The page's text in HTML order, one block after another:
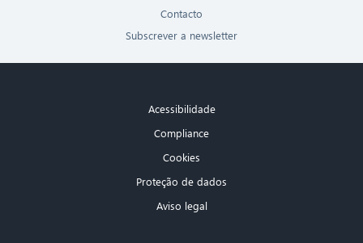
Contacto
Subscrever a newsletter
Acessibilidade
Compliance
Cookies
Proteção de dados
Aviso legal